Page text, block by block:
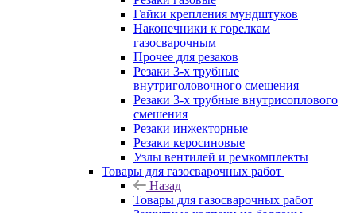
Гайки крепления мундштуков
Наконечники к горелкам
газосварочным
Прочее для резаков
Резаки 3-х трубные
внутриголовочного смешения
Резаки 3-х трубные внутрисоплового
смешения
Резаки инжекторные
Резаки керосиновые
Узлы вентилей и ремкомплекты
Товары для газосварочных работ
Назад
Товары для газосварочных работ